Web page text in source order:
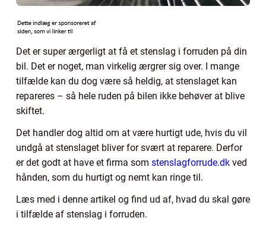
Det er super ærgerligt at få et stenslag i forruden på din
bil. Det er noget, man virkelig ærgrer sig over. I mange
tilfælde kan du dog være så heldig, at stenslaget kan
repareres – så hele ruden på bilen ikke behøver at blive
skiftet.
Det handler dog altid om at være hurtigt ude, hvis du vil
undgå at stenslaget bliver for svært at reparere. Derfor
er det godt at have et firma som stenslagforrude.dk ved
hånden, som du hurtigt og nemt kan ringe til.
Læs med i denne artikel og find ud af, hvad du skal gøre
i tilfælde af stenslag i forruden.